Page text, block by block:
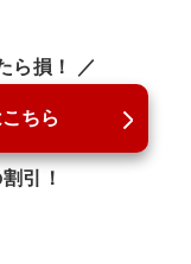
ら損！ ／
ちら
引！